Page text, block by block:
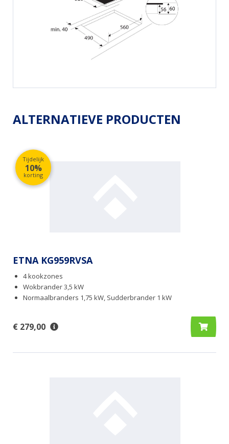
ALTERNATIEVE PRODUCTEN
Tijdelijk
10%
korting
ETNA KG959RVSA
4 kookzones
Wokbrander 3,5 kW
Normaalbranders 1,75 kW, Sudderbrander 1 kW
€ 279,00